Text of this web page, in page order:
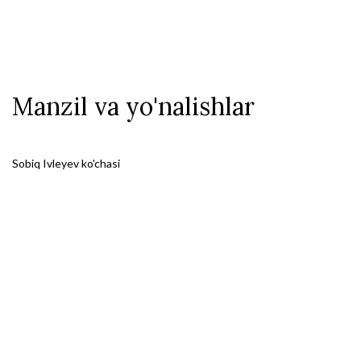
Manzil va yo'nalishlar
Sobiq Ivleyev ko'chasi